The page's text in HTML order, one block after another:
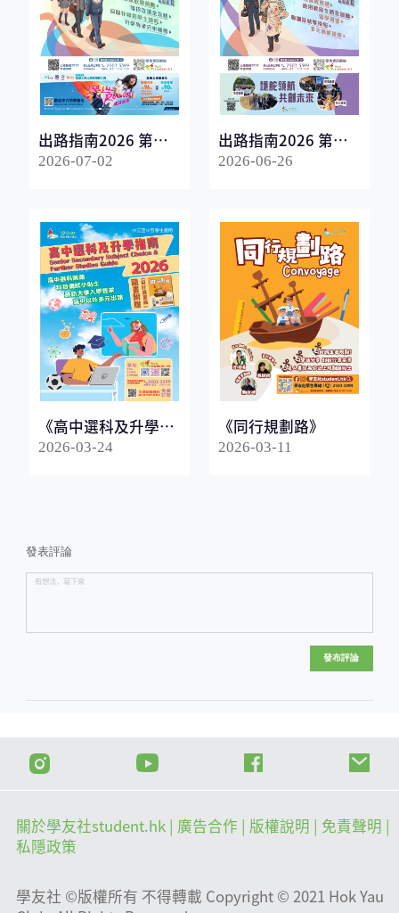
出路指南2026 第一
冊
2026-07-02
出路指南2026 第二
冊
2026-06-26
《高中選科及升學指
南2026》
2026-03-24
《同行規劃路》
2026-03-11
發表評論
發布評論
關於學友社student.hk | 廣告合作 | 版權說明
| 免責聲明 |
私隱政策
學友社 ©版權所有 不得轉載 Copyright © 2021 Hok Yau